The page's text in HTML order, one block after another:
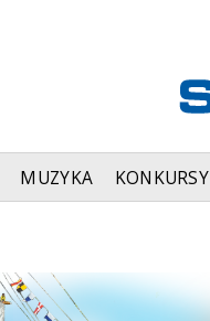
MUZYKA KONKURSY